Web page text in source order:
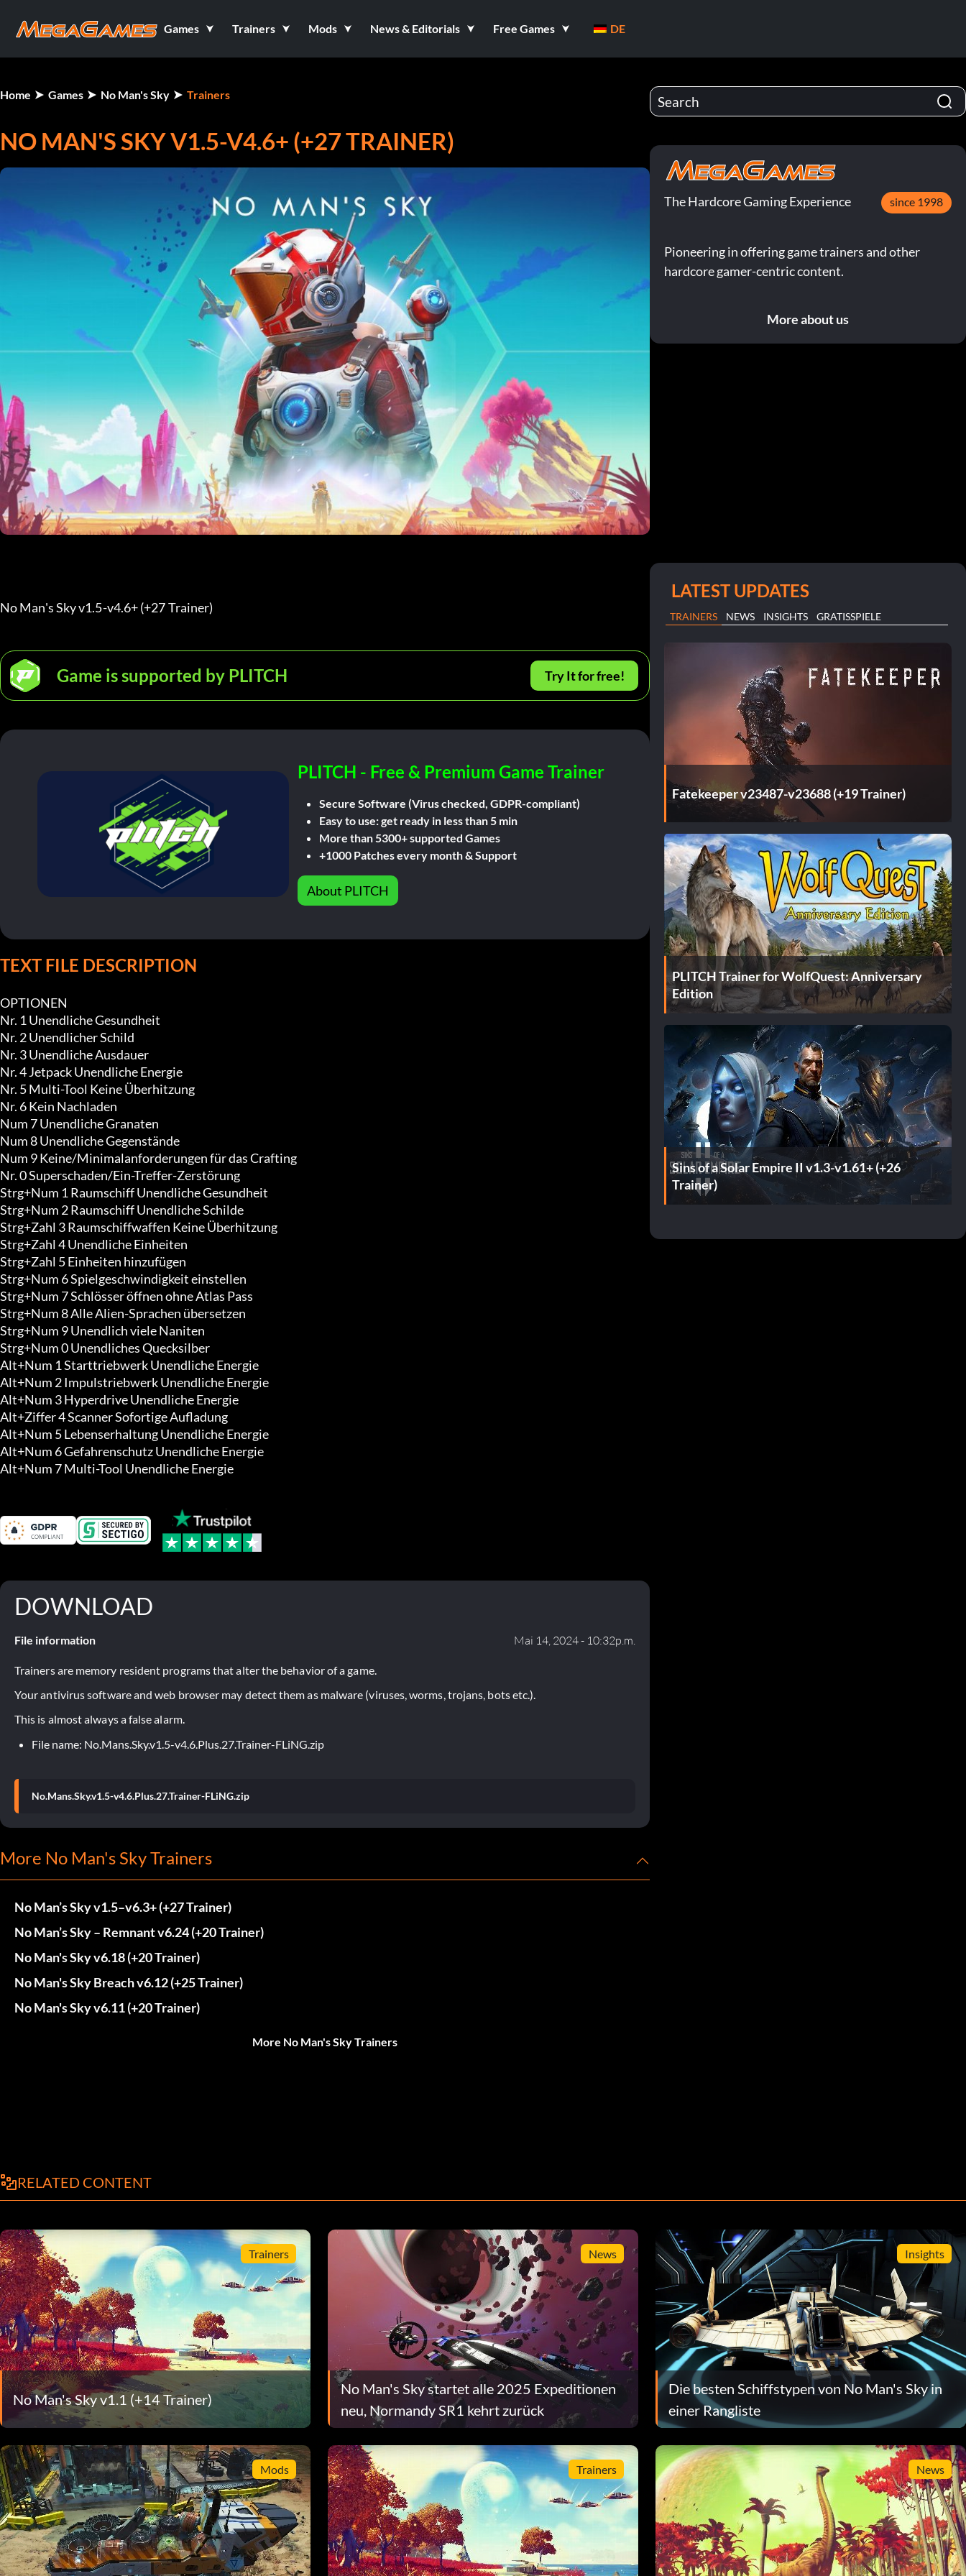
Games Trainers Mods News & Editorials Free Games DE
Home Games No Man's Sky Trainers
NO MAN'S SKY V1.5-V4.6+ (+27 TRAINER)
No Man's Sky v1.5-v4.6+ (+27 Trainer)
Game is supported by PLITCH Try It for free!
PLITCH - Free & Premium Game Trainer
Secure Software (Virus checked, GDPR-compliant)
Easy to use: get ready in less than 5 min
More than 5300+ supported Games
+1000 Patches every month & Support
About PLITCH
TEXT FILE DESCRIPTION
OPTIONEN
Nr. 1 Unendliche Gesundheit
Nr. 2 Unendlicher Schild
Nr. 3 Unendliche Ausdauer
Nr. 4 Jetpack Unendliche Energie
Nr. 5 Multi-Tool Keine Überhitzung
Nr. 6 Kein Nachladen
Num 7 Unendliche Granaten
Num 8 Unendliche Gegenstände
Num 9 Keine/Minimalanforderungen für das Crafting
Nr. 0 Superschaden/Ein-Treffer-Zerstörung
Strg+Num 1 Raumschiff Unendliche Gesundheit
Strg+Num 2 Raumschiff Unendliche Schilde
Strg+Zahl 3 Raumschiffwaffen Keine Überhitzung
Strg+Zahl 4 Unendliche Einheiten
Strg+Zahl 5 Einheiten hinzufügen
Strg+Num 6 Spielgeschwindigkeit einstellen
Strg+Num 7 Schlösser öffnen ohne Atlas Pass
Strg+Num 8 Alle Alien-Sprachen übersetzen
Strg+Num 9 Unendlich viele Naniten
Strg+Num 0 Unendliches Quecksilber
Alt+Num 1 Starttriebwerk Unendliche Energie
Alt+Num 2 Impulstriebwerk Unendliche Energie
Alt+Num 3 Hyperdrive Unendliche Energie
Alt+Ziffer 4 Scanner Sofortige Aufladung
Alt+Num 5 Lebenserhaltung Unendliche Energie
Alt+Num 6 Gefahrenschutz Unendliche Energie
Alt+Num 7 Multi-Tool Unendliche Energie
DOWNLOAD
File information Mai 14, 2024 - 10:32p.m.
Trainers are memory resident programs that alter the behavior of a game.
Your antivirus software and web browser may detect them as malware (viruses, worms, trojans, bots etc.).
This is almost always a false alarm.
File name: No.Mans.Sky.v1.5-v4.6.Plus.27.Trainer-FLiNG.zip
No.Mans.Sky.v1.5-v4.6.Plus.27.Trainer-FLiNG.zip
More No Man's Sky Trainers
No Man’s Sky v1.5–v6.3+ (+27 Trainer)
No Man’s Sky – Remnant v6.24 (+20 Trainer)
No Man's Sky v6.18 (+20 Trainer)
No Man's Sky Breach v6.12 (+25 Trainer)
No Man's Sky v6.11 (+20 Trainer)
More No Man's Sky Trainers
The Hardcore Gaming Experience since 1998
Pioneering in offering game trainers and other
hardcore gamer-centric content.
More about us
LATEST UPDATES
TRAINERS NEWS INSIGHTS GRATISSPIELE
Fatekeeper v23487-v23688 (+19 Trainer)
PLITCH Trainer for WolfQuest: Anniversary
Edition
Sins of a Solar Empire II v1.3-v1.61+ (+26
Trainer)
RELATED CONTENT
Trainers
No Man's Sky v1.1 (+14 Trainer)
News
No Man's Sky startet alle 2025 Expeditionen
neu, Normandy SR1 kehrt zurück
Insights
Die besten Schiffstypen von No Man's Sky in
einer Rangliste
Mods Trainers News